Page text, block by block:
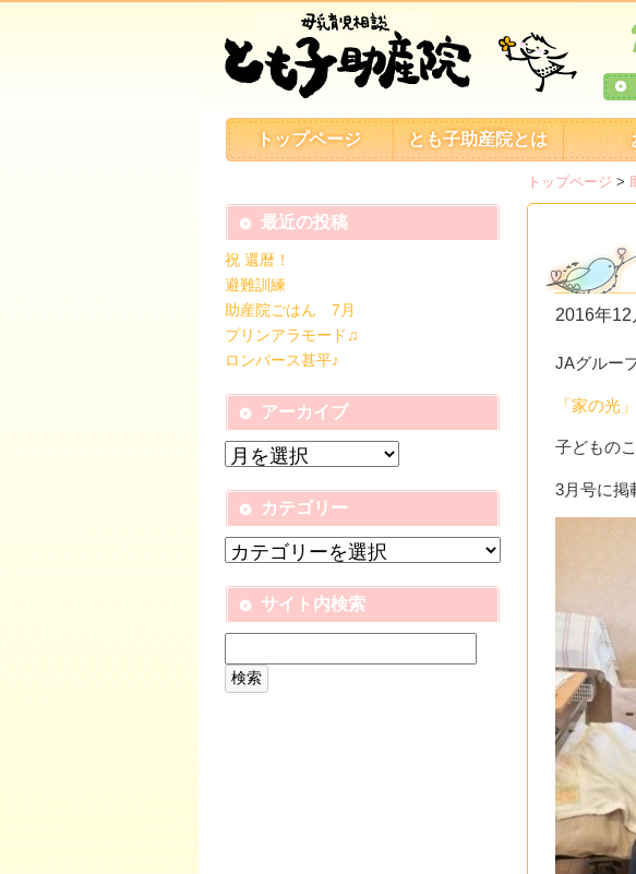
トップページ とも子助産院とは
トップページ >
2016年12
JAグルー
「家の光」
子どもの
3月号に掲
最近の投稿
祝 還暦！
避難訓練
助産院ごはん 7月
プリンアラモード♫
ロンパース甚平♪
アーカイブ
カテゴリー
サイト内検索